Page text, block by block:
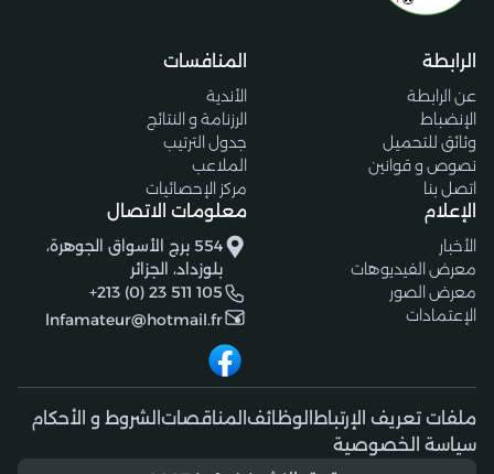
الرابطة
عن الرابطة
الإنضباط
وثائق للتحميل
نصوص و قوانين
اتصل بنا
المنافسات
الأندية
الرزنامة و النتائج
جدول الترتيب
الملاعب
مركز الإحصائيات
الإعلام
الأخبار
معرض الفيديوهات
معرض الصور
الإعتمادات
معلومات الاتصال
554 برج الأسواق الجوهرة،
بلوزداد، الجزائر
+213 (0) 23 511 105
lnfamateur@hotmail.fr
ملفات تعريف الإرتباط الوظائف المناقصات الشروط و الأحكام
سياسة الخصوصية